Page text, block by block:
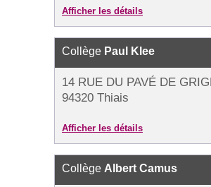
Afficher les détails
Collège Paul Klee
14 RUE DU PAVÉ DE
94320 Thiais
Afficher les détails
Collège Albert Camus